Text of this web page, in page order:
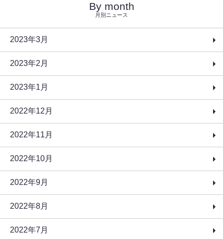
By month
月別ニュース
2023年3月
2023年2月
2023年1月
2022年12月
2022年11月
2022年10月
2022年9月
2022年8月
2022年7月